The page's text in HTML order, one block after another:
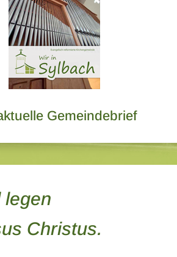
Gemeindebrief
legen
Christus.